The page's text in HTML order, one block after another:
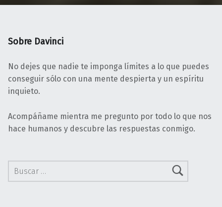
Sobre Davinci
No dejes que nadie te imponga límites a lo que puedes
conseguir sólo con una mente despierta y un espíritu
inquieto.
Acompáñame mientra me pregunto por todo lo que nos
hace humanos y descubre las respuestas conmigo.
Buscar: